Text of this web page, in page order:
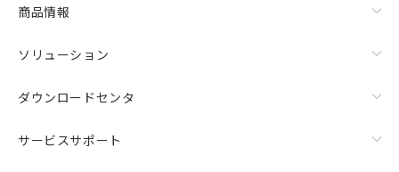
商品情報
ソリューション
ダウンロードセンタ
サービスサポート